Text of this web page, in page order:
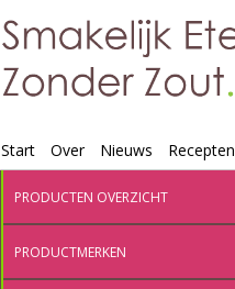
Start Over Nieuws Recepten
PRODUCTEN OVERZICHT
PRODUCTMERKEN